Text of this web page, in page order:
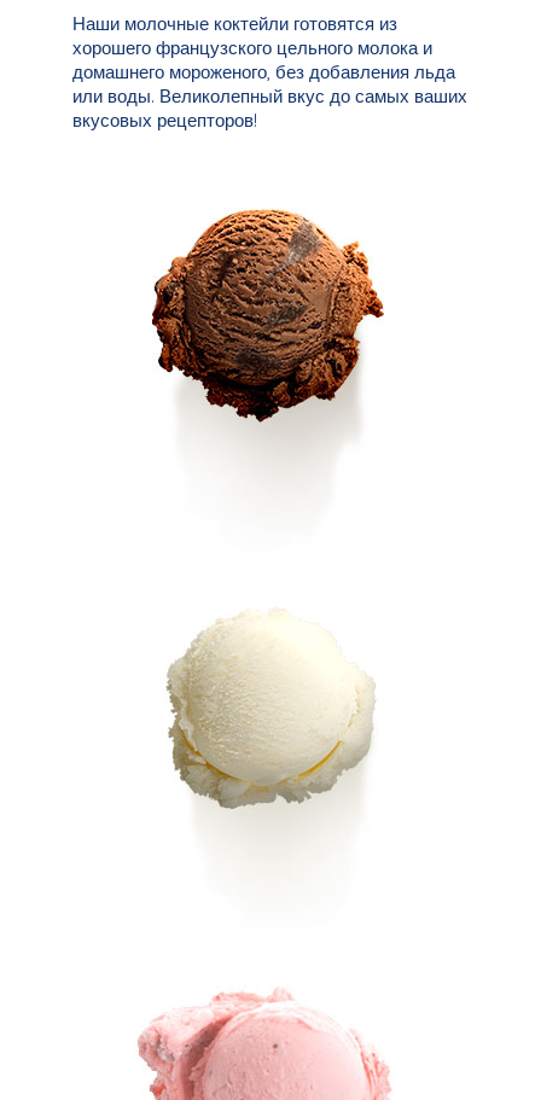
Наши молочные коктейли готовятся из
хорошего французского цельного молока и
домашнего мороженого, без добавления льда
или воды. Великолепный вкус до самых ваших
вкусовых рецепторов!